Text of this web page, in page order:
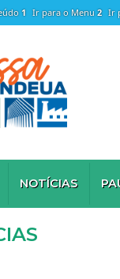
1 Ir para o Menu 2 Ir
NOTÍCIAS